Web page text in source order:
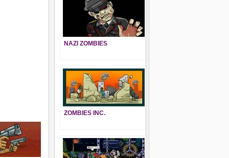
NAZI ZOMBIES
ZOMBIES INC.